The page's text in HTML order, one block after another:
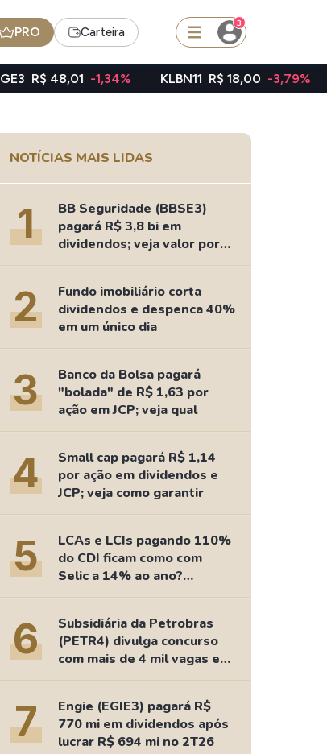
PRO Carteira
3
TRXF11
Ideias
Agenda de Dividendos
Radar do Dividendo Inteligente
As Ações Mais Buscadas
Guia do Iniciante
-1,34% KLBN11 R$ 18,00 -3,79% TAEE11 R$
NOTÍCIAS MAIS LIDAS
1
BB Seguridade (BBSE3)
pagará R$ 3,8 bi em
dividendos; veja valor por
ação
2
Fundo imobiliário corta
dividendos e despenca 40%
em um único dia
3
Banco da Bolsa pagará
"bolada" de R$ 1,63 por
ação em JCP; veja qual
4
Small cap pagará R$ 1,14
por ação em dividendos e
JCP; veja como garantir
5
LCAs e LCIs pagando 110%
do CDI ficam como com
Selic a 14% ao ano?
Fizemos as contas
6
Subsidiária da Petrobras
(PETR4) divulga concurso
com mais de 4 mil vagas e
salários de até R$ 15 mil
7
Engie (EGIE3) pagará R$
770 mi em dividendos após
lucrar R$ 694 mi no 2T26